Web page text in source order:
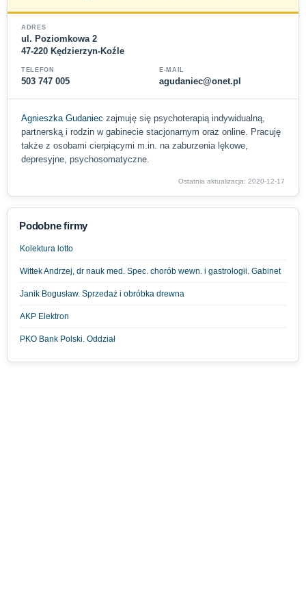
ADRES
ul. Poziomkowa 2
47-220 Kędzierzyn-Koźle
TELEFON
503 747 005
E-MAIL
agudaniec@onet.pl
Agnieszka Gudaniec zajmuję się psychoterapią indywidualną,
partnerską i rodzin w gabinecie stacjonarnym oraz online. Pracuję
także z osobami cierpiącymi m.in. na zaburzenia lękowe,
depresyjne, psychosomatyczne.
Ostatnia aktualizacja: 2020-12-17
Podobne firmy
Kolektura lotto
Wittek Andrzej, dr nauk med. Spec. chorób wewn. i gastrologii. Gabinet
Janik Bogusław. Sprzedaż i obróbka drewna
AKP Elektron
PKO Bank Polski. Oddział